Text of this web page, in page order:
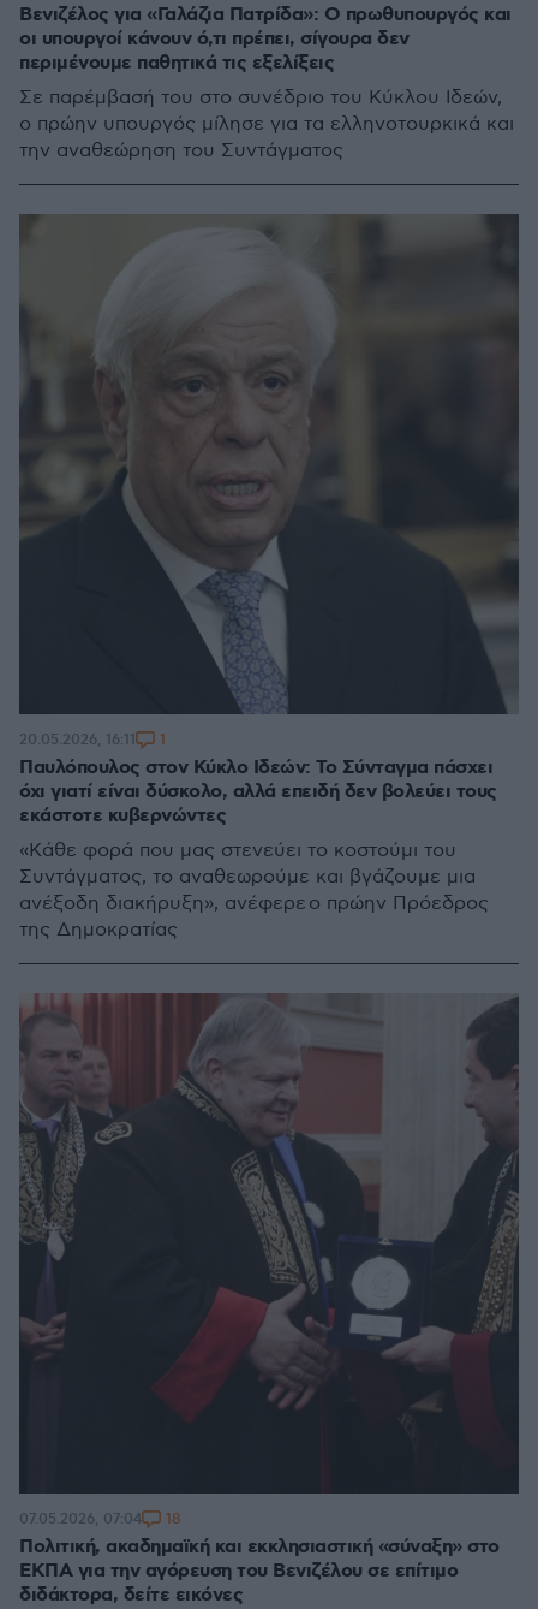
Βενιζέλος για «Γαλάζια Πατρίδα»: Ο πρωθυπουργός και
οι υπουργοί κάνουν ό,τι πρέπει, σίγουρα δεν
περιμένουμε παθητικά τις εξελίξεις
Σε παρέμβασή του στο συνέδριο του Κύκλου Ιδεών,
ο πρώην υπουργός μίλησε για τα ελληνοτουρκικά και
την αναθεώρηση του Συντάγματος
Παυλόπουλος στον Κύκλο Ιδεών: Το Σύνταγμα πάσχει
όχι γιατί είναι δύσκολο, αλλά επειδή δεν βολεύει τους
εκάστοτε κυβερνώντες
«Κάθε φορά που μας στενεύει το κοστούμι του
Συντάγματος, το αναθεωρούμε και βγάζουμε μια
ανέξοδη διακήρυξη», ανέφερε ο πρώην Πρόεδρος
της Δημοκρατίας
20.05.2026, 16:11 1
Πολιτική, ακαδημαϊκή και εκκλησιαστική «σύναξη» στο
ΕΚΠΑ για την αγόρευση του Βενιζέλου σε επίτιμο
διδάκτορα, δείτε εικόνες
07.05.2026, 07:04 18